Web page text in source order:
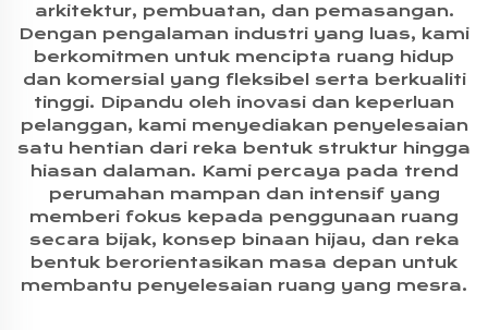
arkitektur, pembuatan, dan pemasangan.
Dengan pengalaman industri yang luas, kami
berkomitmen untuk mencipta ruang hidup
dan komersial yang fleksibel serta berkualiti
tinggi. Dipandu oleh inovasi dan keperluan
pelanggan, kami menyediakan penyelesaian
satu hentian dari reka bentuk struktur hingga
hiasan dalaman. Kami percaya pada trend
perumahan mampan dan intensif yang
memberi fokus kepada penggunaan ruang
secara bijak, konsep binaan hijau, dan reka
bentuk berorientasikan masa depan untuk
membantu penyelesaian ruang yang mesra.